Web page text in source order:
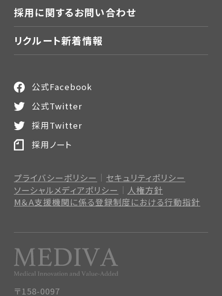
採用に関するお問い合わせ
リクルート新着情報
〒158-0097
プライバシーポリシー
セキュリティポリシー
ソーシャルメディアポリシー
人権方針
M＆A支援機関に係る登録制度における行動指針
公式Facebook
公式Twitter
採用Twitter
採用ノート